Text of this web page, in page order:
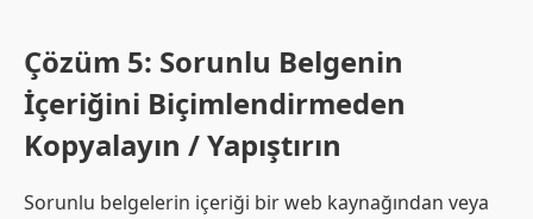
Çözüm 5: Sorunlu Belgenin
İçeriğini Biçimlendirmeden
Kopyalayın / Yapıştırın
Sorunlu belgelerin içeriği bir web kaynağından veya